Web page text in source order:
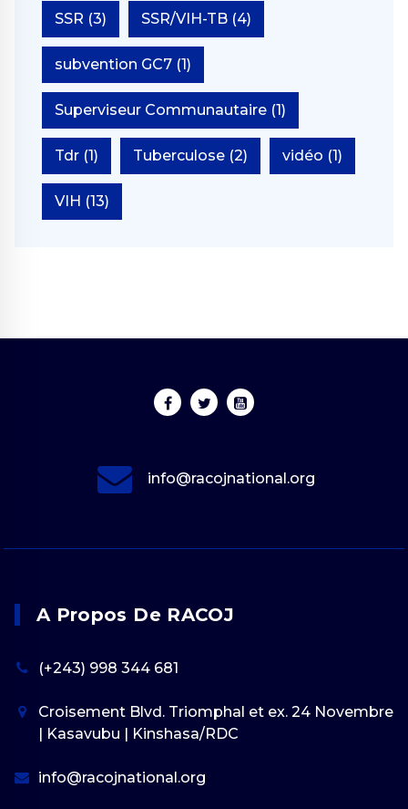
SSR (3) SSR/VIH-TB (4)
subvention GC7 (1)
Superviseur Communautaire (1)
Tdr (1) Tuberculose (2) vidéo (1)
VIH (13)
info@racojnational.org
A Propos De RACOJ
(+243) 998 344 681
Croisement Blvd. Triomphal et ex. 24 Novembre
| Kasavubu | Kinshasa/RDC
info@racojnational.org